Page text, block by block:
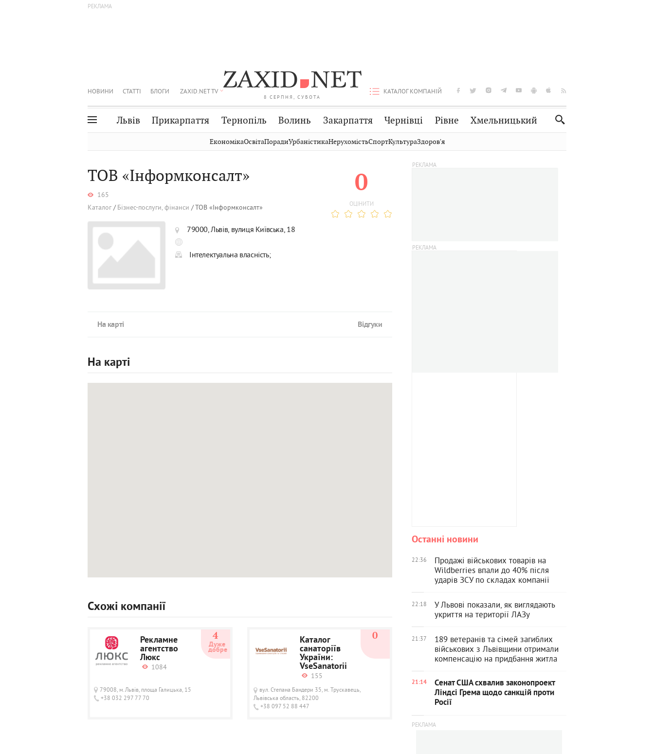
8 СЕРПНЯ, СУБОТА
НОВИНИ СТАТТІ БЛОГИ ZAXID.NET TV КАТАЛОГ КОМПАНІЙ
Львів Прикарпаття Тернопіль Волинь Закарпаття Чернівці Рівне Хмельницький
Волинь
Закарпаття
Чернівці
Стрий
Хмельницький
Публікації Авто Словко
ЕкономікаОсвітаПорадиУрбаністикаНерухомістьСпортКультураЗдоровʼя
ТОВ «Інформконсалт»
165
Каталог
Бізнес-послуги, фінанси ТОВ «Інформконсалт»
79000, Львів, вулиця Київська, 18
Інтелектуальна власність;
0
ОЦІНИТИ
На карті Відгуки
На карті
Схожі компанії
Рекламне
агентство
Люкс
1084
79008, м.Львів, площа Галицька, 15
+38 032 297 77 70
4
Дуже
добре
Каталог
санаторіїв
України:
VseSanatorii
155
вул. Степана Бандери 35, м. Трускавець,
Львівська область, 82200
+38 097 52 88 447
0
Останні новини
22:36
Продажі військових товарів на
Wildberries впали до 40% після
ударів ЗСУ по складах компанії
22:18
У Львові показали, як виглядають
укриття на території ЛАЗу
21:37
189 ветеранів та сімей загиблих
військових з Львівщини отримали
компенсацію на придбання житла
21:14
Сенат США схвалив законопроект
Ліндсі Грема щодо санкцій проти
Росії